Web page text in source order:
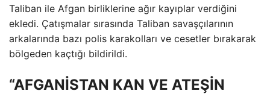
Taliban ile Afgan birliklerine ağır kayıplar verdiğini
ekledi. Çatışmalar sırasında Taliban savaşçılarının
arkalarında bazı polis karakolları ve cesetler bırakarak
bölgeden kaçtığı bildirildi.
“AFGANİSTAN KAN VE ATEŞİN